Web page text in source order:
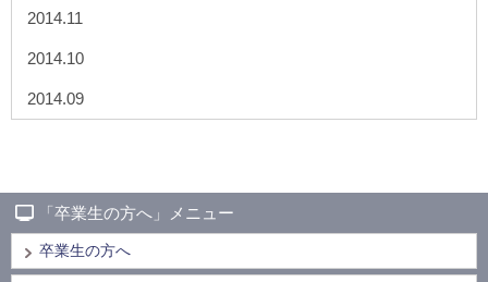
2014.11
2014.10
2014.09
「卒業生の方へ」メニュー
卒業生の方へ